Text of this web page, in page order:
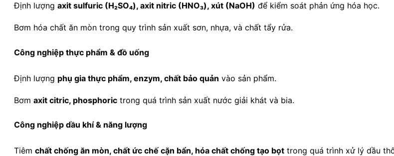
Định lượng axit sulfuric (H₂SO₄), axit nitric (HNO₃), xút (NaOH) để kiểm soát phản ứng hóa học.
Bơm hóa chất ăn mòn trong quy trình sản xuất sơn, nhựa, và chất tẩy rửa.
Công nghiệp thực phẩm & đồ uống
Định lượng phụ gia thực phẩm, enzym, chất bảo quản vào sản phẩm.
Bơm axit citric, phosphoric trong quá trình sản xuất nước giải khát và bia.
Công nghiệp dầu khí & năng lượng
Tiêm chất chống ăn mòn, chất ức chế cặn bẩn, hóa chất chống tạo bọt trong quá trình xử lý dầu